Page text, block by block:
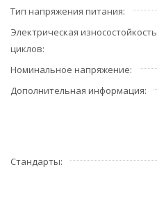
Тип напряжения питания
Электрическая износостойкость,
циклов
Номинальное напряжение
Дополнительная информация
Стандарты